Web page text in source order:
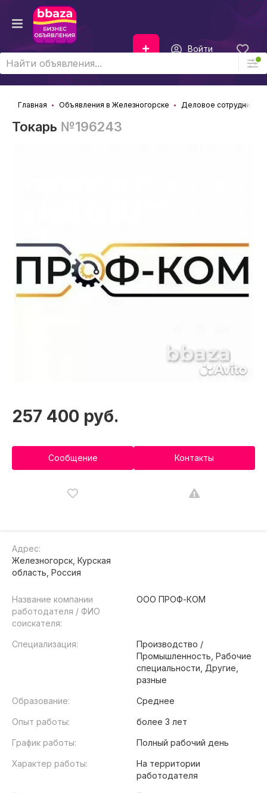
Войти
Главная Объявления в Железногорске Деловое
Токарь №196243
257 400 руб.
Сообщение Контакты
Адрес:
Железногорск, Курская
область, Россия
Название компании
работодателя / ФИО
соискателя:
ООО ПРОФ-КОМ
Специализация:
Производство /
Промышленность, Рабочие
специальности, Другие,
разные
Образование: Среднее
Опыт работы: более 3 лет
График работы: Полный рабочий день
Характер работы:
На территории
работодателя